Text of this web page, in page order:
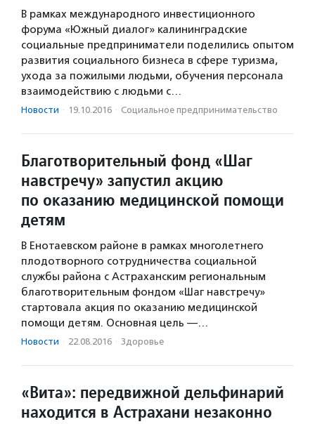
В рамках международного инвестиционного
форума «Южный диалог» калининградские
социальные предприниматели поделились опытом
развития социального бизнеса в сфере туризма,
ухода за пожилыми людьми, обучения персонала
взаимодействию с людьми с…
Новости · 19.10.2016 · Социальное предпри­нима­тель­ство
Благотворительный фонд «Шаг
навстречу» запустил акцию
по оказанию медицинской помощи
детям
В Енотаевском районе в рамках многолетнего
плодотворного сотрудничества социальной
службы района с Астраханским региональным
благотворительным фондом «Шаг навстречу»
стартовала акция по оказанию медицинской
помощи детям. Основная цель —…
Новости · 22.08.2016 · Здоровье
«Вита»: передвижной дельфинарий
находится в Астрахани незаконно